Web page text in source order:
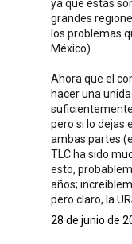
ya que estás
grandes
los problemas
México).
Ahora que el
hacer una
pero si lo dejas
ambas partes
TLC ha sido
esto,
años;
pero claro, la
28 de junio de